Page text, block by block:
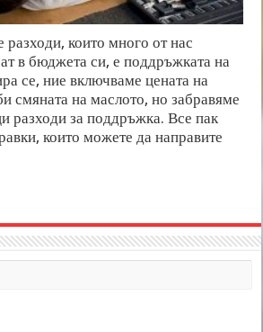
разходи, които много от нас
в бюджета си, е поддръжката на
се, ние включваме цената на
смяната на маслото, но забравяме
разходи за поддръжка. Все пак
които можете да направите